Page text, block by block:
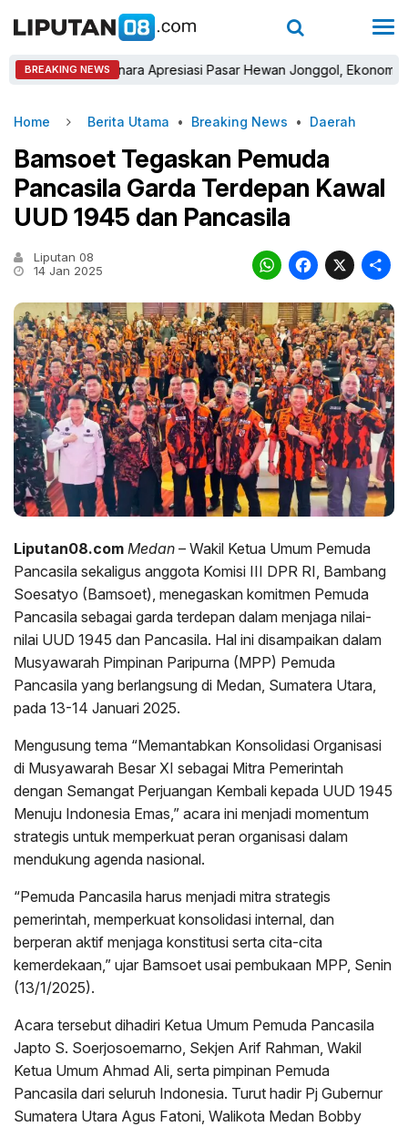
BREAKING NEWS
Sastra Winara Apresiasi Pasar Hewan Jonggol, Ekonomi Peternak
Home Berita Utama • Breaking News • Daerah
Bamsoet Tegaskan Pemuda
Pancasila Garda Terdepan Kawal
UUD 1945 dan Pancasila
Liputan 08
14 Jan 2025
X
Liputan08.com Medan – Wakil Ketua Umum Pemuda
Pancasila sekaligus anggota Komisi III DPR RI, Bambang
Soesatyo (Bamsoet), menegaskan komitmen Pemuda
Pancasila sebagai garda terdepan dalam menjaga nilai-
nilai UUD 1945 dan Pancasila. Hal ini disampaikan dalam
Musyawarah Pimpinan Paripurna (MPP) Pemuda
Pancasila yang berlangsung di Medan, Sumatera Utara,
pada 13-14 Januari 2025.
Mengusung tema “Memantabkan Konsolidasi Organisasi
di Musyawarah Besar XI sebagai Mitra Pemerintah
dengan Semangat Perjuangan Kembali kepada UUD 1945
Menuju Indonesia Emas,” acara ini menjadi momentum
strategis untuk memperkuat peran organisasi dalam
mendukung agenda nasional.
“Pemuda Pancasila harus menjadi mitra strategis
pemerintah, memperkuat konsolidasi internal, dan
berperan aktif menjaga konstitusi serta cita-cita
kemerdekaan,” ujar Bamsoet usai pembukaan MPP, Senin
(13/1/2025).
Acara tersebut dihadiri Ketua Umum Pemuda Pancasila
Japto S. Soerjosoemarno, Sekjen Arif Rahman, Wakil
Ketua Umum Ahmad Ali, serta pimpinan Pemuda
Pancasila dari seluruh Indonesia. Turut hadir Pj Gubernur
Sumatera Utara Agus Fatoni, Walikota Medan Bobby